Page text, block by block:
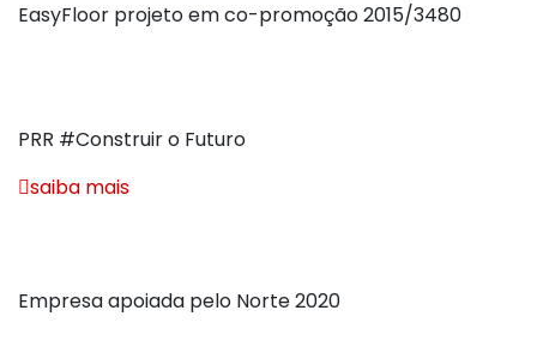
EasyFloor projeto em co-promoção 2015/3480
PRR #Construir o Futuro
saiba mais
Empresa apoiada pelo Norte 2020